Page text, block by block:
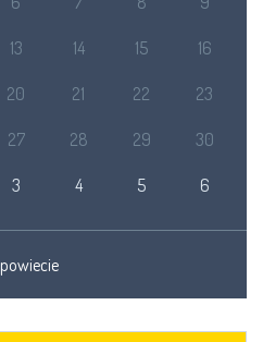
13 14 15 16
20 21 22 23
27 28 29 30
3 4 5 6